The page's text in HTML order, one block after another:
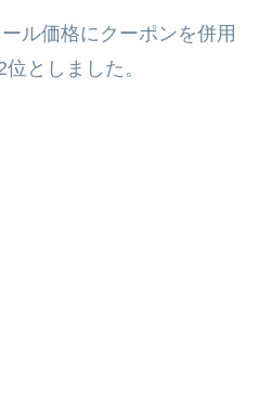
ル価格にクーポンを併用
位としました。